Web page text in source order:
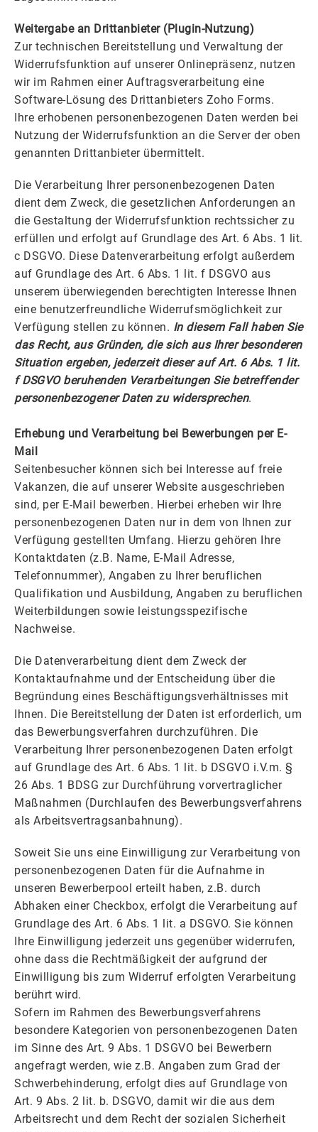
Weitergabe an Drittanbieter (Plugin-Nutzung)
Zur technischen Bereitstellung und Verwaltung der
Widerrufsfunktion auf unserer Onlinepräsenz, nutzen
wir im Rahmen einer Auftragsverarbeitung eine
Software-Lösung des Drittanbieters Zoho Forms.
Ihre erhobenen personenbezogenen Daten werden bei
Nutzung der Widerrufsfunktion an die Server der oben
genannten Drittanbieter übermittelt.
Die Verarbeitung Ihrer personenbezogenen Daten
dient dem Zweck, die gesetzlichen Anforderungen an
die Gestaltung der Widerrufsfunktion rechtssicher zu
erfüllen und erfolgt auf Grundlage des Art. 6 Abs. 1 lit.
c DSGVO. Diese Datenverarbeitung erfolgt außerdem
auf Grundlage des Art. 6 Abs. 1 lit. f DSGVO aus
unserem überwiegenden berechtigten Interesse Ihnen
eine benutzerfreundliche Widerrufsmöglichkeit zur
Verfügung stellen zu können. In diesem Fall haben Sie
das Recht, aus Gründen, die sich aus Ihrer besonderen
Situation ergeben, jederzeit dieser auf Art. 6 Abs. 1 lit.
f DSGVO beruhenden Verarbeitungen Sie betreffender
personenbezogener Daten zu widersprechen.
Erhebung und Verarbeitung bei Bewerbungen per E-
Mail
Seitenbesucher können sich bei Interesse auf freie
Vakanzen, die auf unserer Website ausgeschrieben
sind, per E-Mail bewerben. Hierbei erheben wir Ihre
personenbezogenen Daten nur in dem von Ihnen zur
Verfügung gestellten Umfang. Hierzu gehören Ihre
Kontaktdaten (z.B. Name, E-Mail Adresse,
Telefonnummer), Angaben zu Ihrer beruflichen
Qualifikation und Ausbildung, Angaben zu beruflichen
Weiterbildungen sowie leistungsspezifische
Nachweise.
Die Datenverarbeitung dient dem Zweck der
Kontaktaufnahme und der Entscheidung über die
Begründung eines Beschäftigungsverhältnisses mit
Ihnen. Die Bereitstellung der Daten ist erforderlich, um
das Bewerbungsverfahren durchzuführen. Die
Verarbeitung Ihrer personenbezogenen Daten erfolgt
auf Grundlage des Art. 6 Abs. 1 lit. b DSGVO i.V.m. §
26 Abs. 1 BDSG zur Durchführung vorvertraglicher
Maßnahmen (Durchlaufen des Bewerbungsverfahrens
als Arbeitsvertragsanbahnung).
Soweit Sie uns eine Einwilligung zur Verarbeitung von
personenbezogenen Daten für die Aufnahme in
unseren Bewerberpool erteilt haben, z.B. durch
Abhaken einer Checkbox, erfolgt die Verarbeitung auf
Grundlage des Art. 6 Abs. 1 lit. a DSGVO. Sie können
Ihre Einwilligung jederzeit uns gegenüber widerrufen,
ohne dass die Rechtmäßigkeit der aufgrund der
Einwilligung bis zum Widerruf erfolgten Verarbeitung
berührt wird.
Sofern im Rahmen des Bewerbungsverfahrens
besondere Kategorien von personenbezogenen Daten
im Sinne des Art. 9 Abs. 1 DSGVO bei Bewerbern
angefragt werden, wie z.B. Angaben zum Grad der
Schwerbehinderung, erfolgt dies auf Grundlage von
Art. 9 Abs. 2 lit. b. DSGVO, damit wir die aus dem
Arbeitsrecht und dem Recht der sozialen Sicherheit